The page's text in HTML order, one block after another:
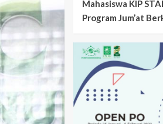
Mahasiswa KIP
Program Jum’at